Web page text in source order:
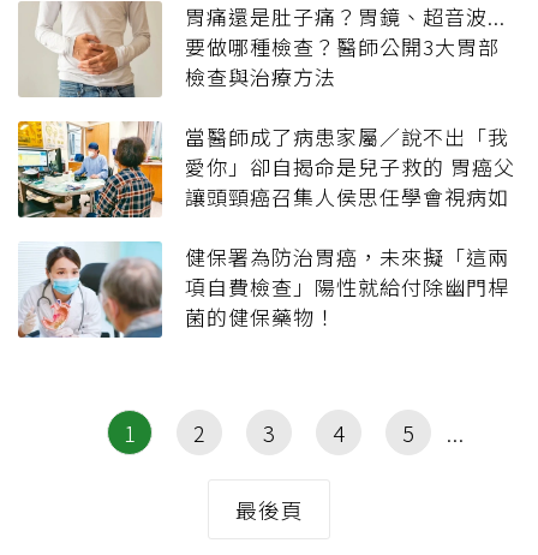
胃痛還是肚子痛？胃鏡、超音波...
要做哪種檢查？醫師公開3大胃部
檢查與治療方法
當醫師成了病患家屬／說不出「我
愛你」卻自揭命是兒子救的 胃癌父
讓頭頸癌召集人侯思任學會視病如
健保署為防治胃癌，未來擬「這兩
項自費檢查」陽性就給付除幽門桿
菌的健保藥物！
1 2 3 4 5
最後頁